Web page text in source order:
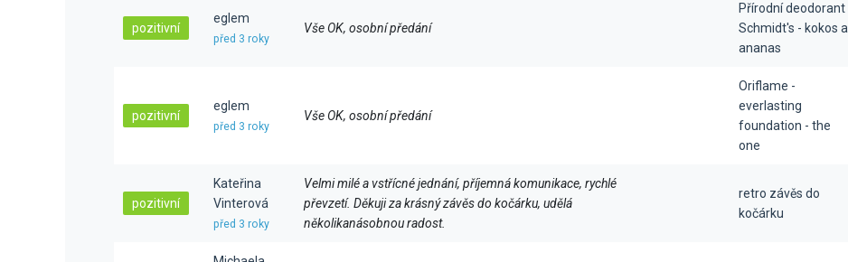
pozitivní
eglem
před 3 roky
Vše OK, osobní předání
Přírodní deodorant
Schmidt's - kokos a
ananas
pozitivní
eglem
před 3 roky
Vše OK, osobní předání
Oriflame -
everlasting
foundation - the
one
pozitivní
Kateřina
Vinterová
před 3 roky
Velmi milé a vstřícné jednání, příjemná komunikace, rychlé
převzetí. Děkuji za krásný závěs do kočárku, udělá
několikanásobnou radost.
retro závěs do
kočárku